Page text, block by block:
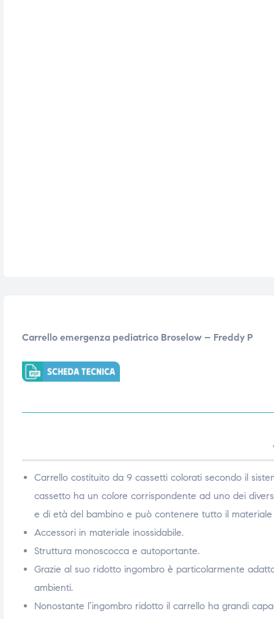
Carrello emergenza pediatrico Broselow – Freddy P
Carrello costituito da 9 cassetti colorati secondo il
cassetto ha un colore corrispondente ad uno dei
e di età del bambino e può contenere tutto il
Accessori in materiale inossidabile.
Struttura monoscocca e autoportante.
Grazie al suo ridotto ingombro è particolarmente
ambienti.
Nonostante l’ingombro ridotto il carrello ha grandi